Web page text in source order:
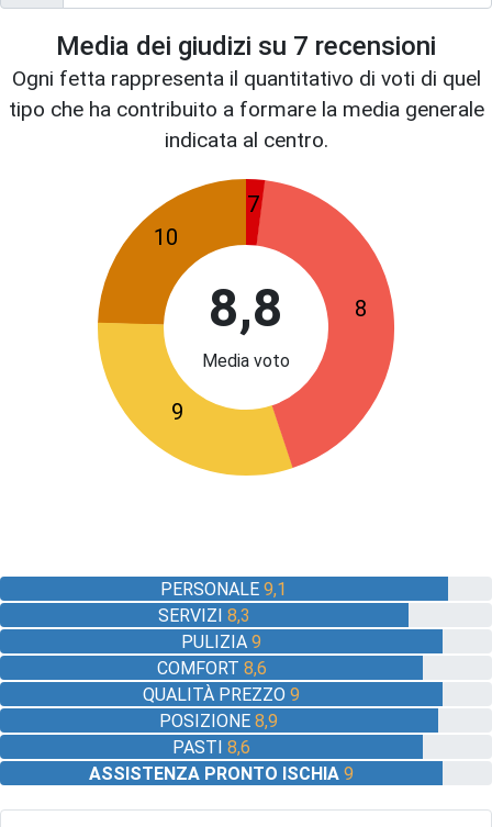
Media dei giudizi su 7 recensioni
Ogni fetta rappresenta il quantitativo di voti di quel
tipo che ha contribuito a formare la media generale
indicata al centro.
8,8
Media voto
7
8
9
10
PERSONALE9,1
SERVIZI 8,3
PULIZIA9
COMFORT 8,6
QUALITÀ PREZZO9
POSIZIONE8,9
PASTI8,6
ASSISTENZA PRONTO ISCHIA 9